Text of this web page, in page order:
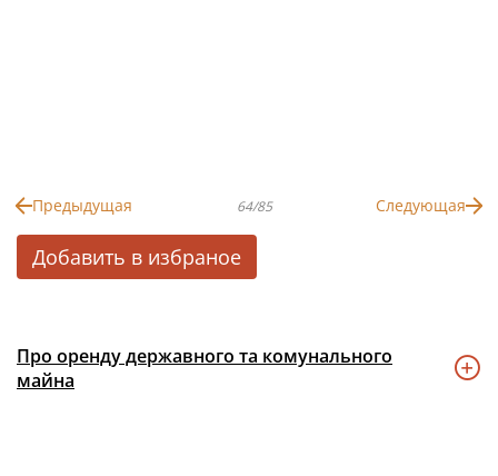
Предыдущая 64/85 Следующая
Добавить в избраное
Про оренду державного та комунального
майна